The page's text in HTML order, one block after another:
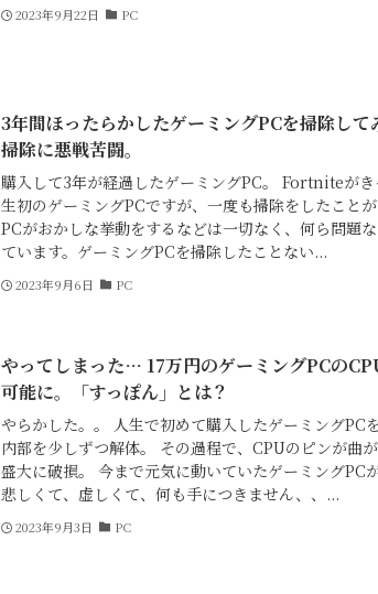
2023年9月22日 PC
3年間ほったらかしたゲーミングPCを掃除して
掃除に悪戦苦闘。
購入して3年が経過したゲーミングPC。 Fortniteが
生初のゲーミングPCですが、一度も掃除をしたことが
PCがおかしな挙動をするなどは一切なく、何ら問題
ています。ゲーミングPCを掃除したことない...
2023年9月6日 PC
やってしまった… 17万円のゲーミングPCの
可能に。「すっぽん」とは？
やらかした。。 人生で初めて購入したゲーミングPC
内部を少しずつ解体。 その過程で、CPUのピンが曲
盛大に破損。 今まで元気に動いていたゲーミングPC
悲しくて、虚しくて、何も手につきません、、...
2023年9月3日 PC